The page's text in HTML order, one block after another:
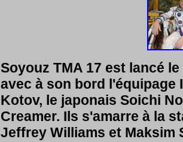
Soyouz TMA 17 est lancé
avec à son bord l'équipage
Kotov, le japonais Soichi
Creamer. Ils s'amarre à la
Jeffrey Williams et Maksim